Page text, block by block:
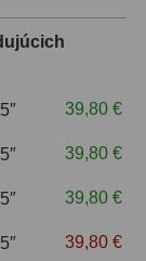
39,80 €
39,80 €
39,80 €
39,80 €